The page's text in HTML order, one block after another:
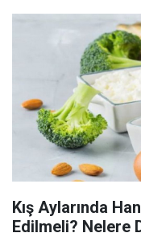
Kış Aylarında
Edilmeli? Nelere